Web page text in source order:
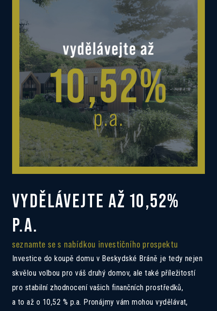
VYDĚLÁVEJTE AŽ 10,52%
P.A.
seznamte se s nabídkou investičního prospektu
Investice do koupě domu v Beskydské Bráně je tedy nejen
skvělou volbou pro váš druhý domov, ale také příležitostí
pro stabilní zhodnocení vašich finančních prostředků,
a to až o 10,52 % p.a. Pronájmy vám mohou vydělávat,